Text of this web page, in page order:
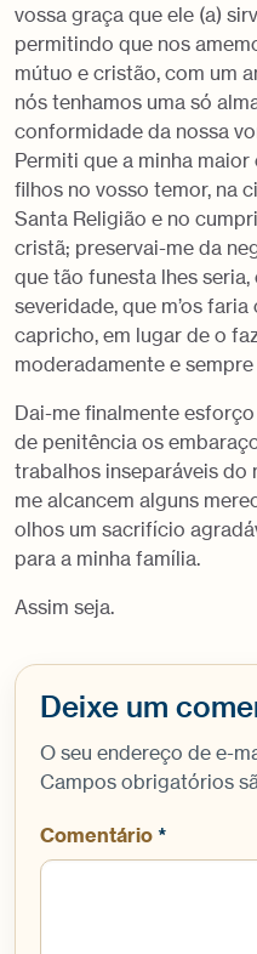
vossa graça que ele (a)
permitindo que nos
mútuo e cristão, com um
nós tenhamos uma só
conformidade da nossa
Permiti que a minha
filhos no vosso temor, na
Santa Religião e no
cristã; preservai-me da
que tão funesta lhes
severidade, que m’os
capricho, em lugar de o
moderadamente e
Dai-me finalmente
de penitência os
trabalhos inseparáveis do
me alcancem alguns
olhos um sacrifício
para a minha família.
Assim seja.
Deixe um
O seu endereço de e-
Campos obrigatórios
Comentário *